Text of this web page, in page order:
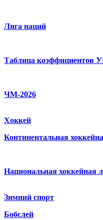
Лига наций
Таблица коэффициентов
ЧМ-2026
Хоккей
Континентальная
Национальная хоккейная
Зимний спорт
Бобслей